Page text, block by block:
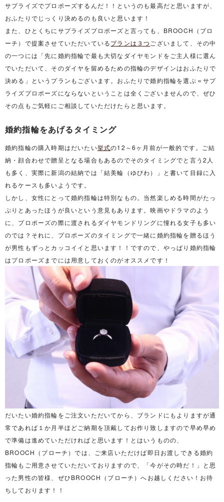
サプライズでプロポーズするんだ！！というのも最高だと思いますが、
おふたりでじっくり決めるのも良いと思います！
また、ひとくちにサプライズプロポーズと言っても、BROOCH（ブロ
ーチ）で提案させていただいているプランは３つ ございまして、その中
の一つには「先に婚約指輪で最も大切なダイヤモンドをご主人様に選ん
でいただいて、そのダイヤを留めるための指輪のデザインはおふたりで
決める」というプランもございます。おふたりで婚約指輪を選ぶ＝サプ
ライズプロポーズにならないということは全くございませんので、ぜひ
その点もご気軽にご相談していただけたらと思います。
婚約指輪をあげるタイミング
婚約指輪の購入時期はだいたい挙式の12～6ヶ月前が一般的です。ご結
納・顔合わせで贈呈となる場合もあるのでそのタイミングでと言う2人
も多く、実際に新潟の結納では「結美輪（ゆびわ）」と書いて目録に入
れるケースも多いようです。
しかし、女性にとって婚約指輪は特別なもの。当然楽しめる時間がたっ
ぷりとあったほうが良いという意見もあります。映画やドラマのよう
に、プロポーズの際に渡されるダイヤモンドリングに憧れる女子も多い
のでは？それに、プロポーズのタイミングで一緒に婚約指輪を贈るほう
が男性もずっとカッコイイと思います！！ですので、やっぱり婚約指輪
はプロポーズまでには用意しておくのがオススメです！
だいたい婚約指輪をご注文いただいてから、ブランドにもよりますが通
常であれば１か月半ほどご納期を頂戴してお作り致しますので早め早め
で準備は進めていただければと思います！とはいうものの、
BROOCH（ブローチ）では、ご来店いただけば即日お渡しできる婚約
指輪もご用意させていただいておりますので、「今がその時だ！」と思
った男性の皆様、ぜひBROOCH（ブローチ）へお越しください！お待
ちしております！！